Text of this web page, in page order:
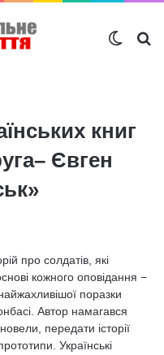
книг
Євген
про солдатів, які
кожного оповідання −
поразки
Автор намагався
передати історії
Українські